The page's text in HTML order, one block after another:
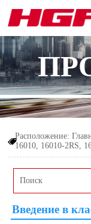

Расположение:
16010, 16010-2RS,
Введение в